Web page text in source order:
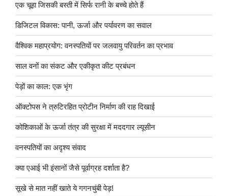
एक चूहा जिसकी बस्ती में सिर्फ रानी के बच्चे होते हैं
डिजिटल विकास: पानी, ऊर्जा और पर्यावरण का सवाल
वैश्विक महाप्रयोग: वनस्पतियों पर जलवायु परिवर्तन का प्रभाव
साल वनों का संकट और एकीकृत कीट प्रबंधन
पेड़ों का काल: एक भृंग
ऑक्टोपस ने त्रुटिरहित प्रोटीन निर्माण की राह दिखाई
कोशिकाओं के ऊर्जा तंत्र की सुरक्षा में मददगार ल्यूसीन
वनस्पतियों का अदृश्य संवाद
क्या एआई भी इंसानों जैसे पूर्वाग्रह दर्शाता है?
सूखे से मात नहीं खाते ये गगनचुंबी पेड़!